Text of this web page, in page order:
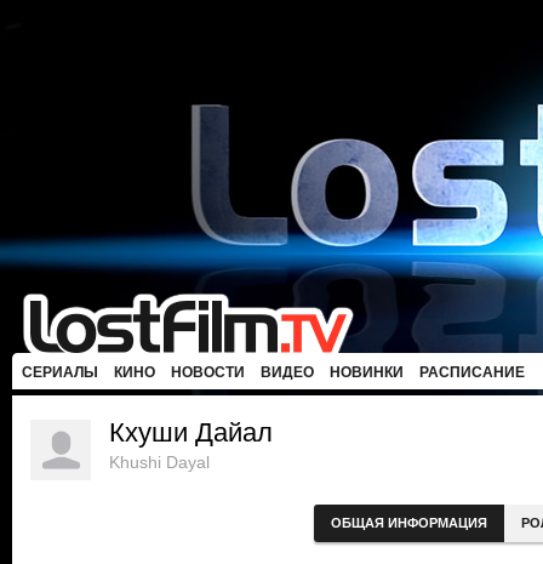
СЕРИАЛЫ КИНО НОВОСТИ ВИДЕО НОВИНКИ РАСПИСАНИЕ
Кхуши Дайал
Khushi Dayal
ОБЩАЯ ИНФОРМАЦИЯ